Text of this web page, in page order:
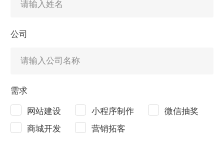
公司
需求
网站建设 小程序制作
微信抽奖
商城开发
营销拓客